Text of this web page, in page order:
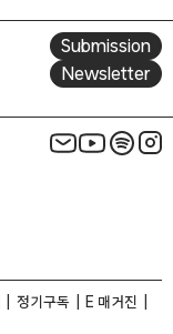
Submission
Newsletter
정기구독
E 매거진